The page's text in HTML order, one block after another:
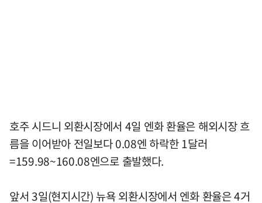
호주 시드니 외환시장에서 4일 엔화 환율은 해외시장 흐
름을 이어받아 전일보다 0.08엔 하락한 1달러
=159.98~160.08엔으로 출발했다.
앞서 3일(현지시간) 뉴욕 외환시장에서 엔화 환율은 4거